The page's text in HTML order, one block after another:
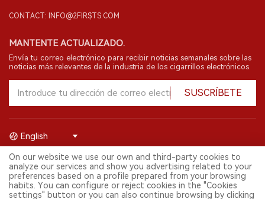
CONTACT: INFO@2FIRSTS.COM
MANTENTE ACTUALIZADO.
Envía tu correo electrónico para recibir noticias semanales sobre las
noticias más relevantes de la industria de los cigarrillos electrónicos.
SUSCRÍBETE
© 2026 Shenzhen 2FIRSTS Technology Co.,Ltd. Todos los derechos
reservados.
2FIRSTS solo es accesible para profesionales de la industria,
investigadores, medios y otros profesionales. El acceso por menores
está prohibido.
English
On our website we use our own and third-party cookies to
analyze our services and show you advertising related to your
preferences based on a profile prepared from your browsing
habits. You can configure or reject cookies in the "Cookies
settings" button or you can also continue browsing by clicking